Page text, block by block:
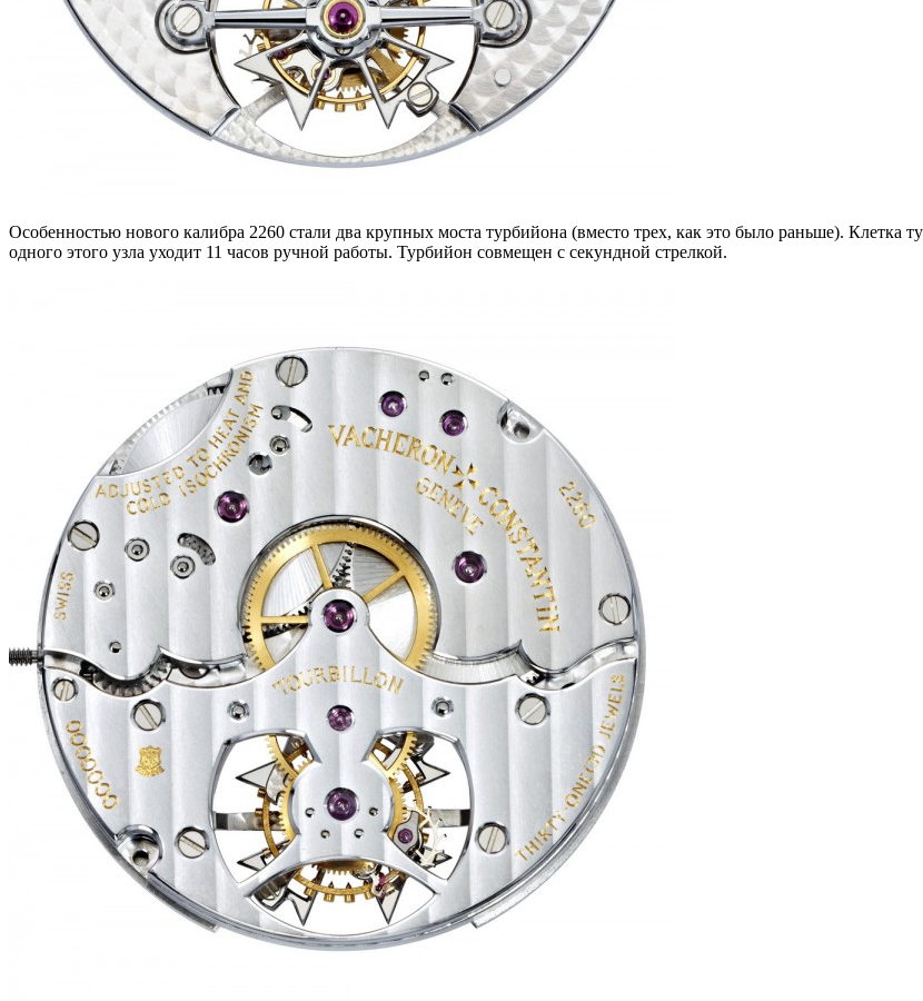
Особенностью нового калибра 2260 стали два крупных моста турбийона (вместо трех, как это было раньше). Клетка
одного этого узла уходит 11 часов ручной работы. Турбийон совмещен с секундной стрелкой.